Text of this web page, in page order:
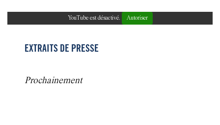
YouTube est désactivé. Autoriser
EXTRAITS DE PRESSE
Prochainement